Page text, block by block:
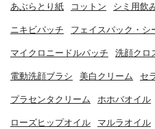
あぶらとり紙 コットン シミ用飲
ニキビパッチ フェイスパック・シ
マイクロニードルパッチ 洗顔クロ
電動洗顔ブラシ 美白クリーム セ
プラセンタクリーム ホホバオイル
ローズヒップオイル マルラオイル